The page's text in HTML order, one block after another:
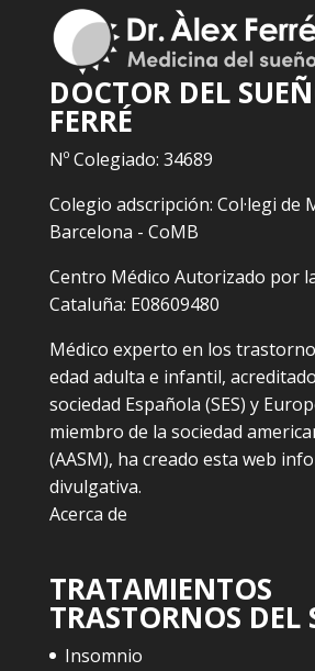
DOCTOR DEL
FERRÉ
Nº Colegiado: 34689
Colegio adscripción: Col·legi de
Barcelona - CoMB
Centro Médico Autorizado por
Cataluña: E08609480
Médico experto en los
edad adulta e infantil,
sociedad Española (SES) y
miembro de la sociedad
(AASM), ha creado esta web
divulgativa.
Acerca de
TRATAMIENTOS
TRASTORNOS DEL
Insomnio